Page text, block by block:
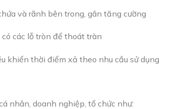
và rãnh bên trong, gân tăng cường
các lỗ tròn để thoát tràn
khiển thời điểm xả theo nhu cầu sử dụng
nhân, doanh nghiệp, tổ chức như: